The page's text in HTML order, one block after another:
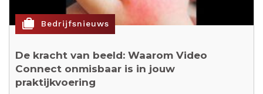
cases Bedrijfsnieuws
De kracht van beeld: Waarom Video
Connect onmisbaar is in jouw
praktijkvoering